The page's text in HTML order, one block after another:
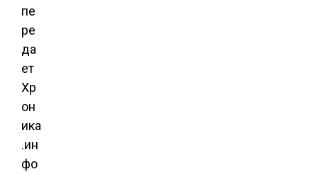
пе
ре
да
ет
Хр
он
ика
.ин
фо